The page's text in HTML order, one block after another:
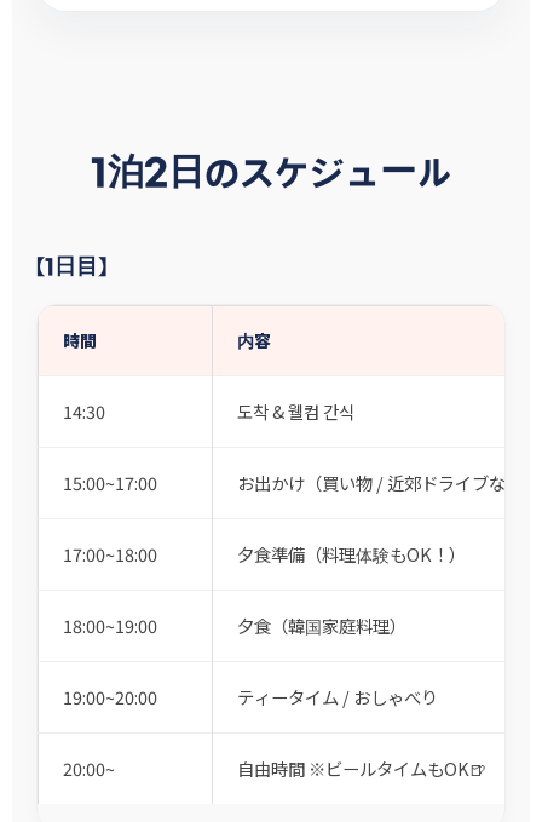
1泊2日のスケジュール
【1日目】
時間 内容
14:30 도착 & 웰컴 간식
15:00~17:00 お出かけ（買い物 / 近郊ドライブなど）
17:00~18:00 夕食準備（料理体験もOK！）
18:00~19:00 夕食（韓国家庭料理）
19:00~20:00 ティータイム / おしゃべり
20:00~ 自由時間 ※ビールタイムもOK🍺